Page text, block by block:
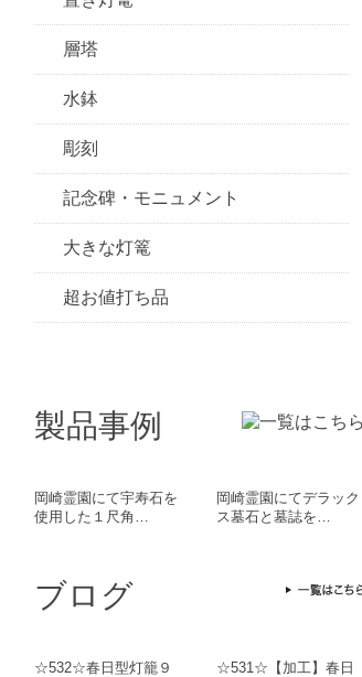
層塔
水鉢
彫刻
記念碑・モニュメント
大きな灯篭
超お値打ち品
製品事例
岡崎霊園にて宇寿石を
使用した１尺角…
岡崎霊園にてデラック
ス墓石と墓誌を…
ブログ
☆532☆春日型灯籠９
☆531☆【加工】春日